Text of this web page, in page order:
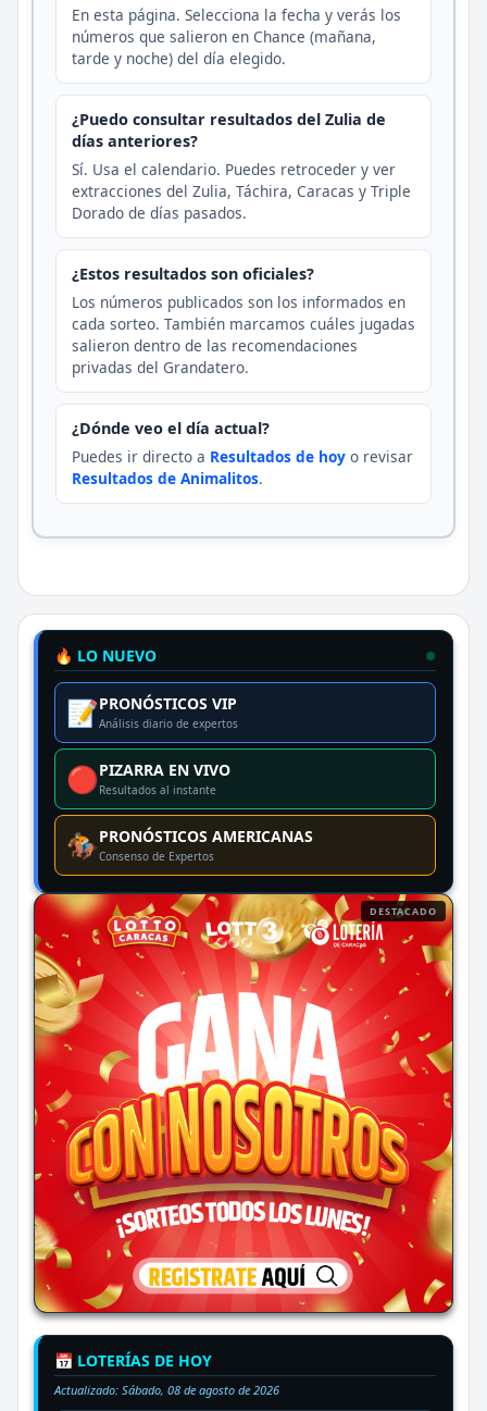
En esta página. Selecciona la fecha y verás los
números que salieron en Chance (mañana,
tarde y noche) del día elegido.
¿Puedo consultar resultados del Zulia de
días anteriores?
Sí. Usa el calendario. Puedes retroceder y ver
extracciones del Zulia, Táchira, Caracas y Triple
Dorado de días pasados.
¿Estos resultados son oficiales?
Los números publicados son los informados en
cada sorteo. También marcamos cuáles jugadas
salieron dentro de las recomendaciones
privadas del Grandatero.
¿Dónde veo el día actual?
Puedes ir directo a Resultados de hoy o revisar
Resultados de Animalitos.
🔥 LO NUEVO
📝PRONÓSTICOS VIP
Análisis diario de expertos
🔴PIZARRA EN VIVO
Resultados al instante
🏇PRONÓSTICOS AMERICANAS
Consenso de Expertos
DESTACADO
📅 LOTERÍAS DE HOY
Actualizado: Sábado, 08 de agosto de 2026